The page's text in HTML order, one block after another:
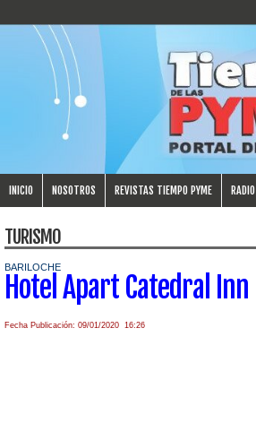
INICIO NOSOTROS REVISTAS TIEMPO PYME RADIO
TURISMO
BARILOCHE
Hotel Apart Catedral Inn
Fecha Publicación: 09/01/2020 16:26